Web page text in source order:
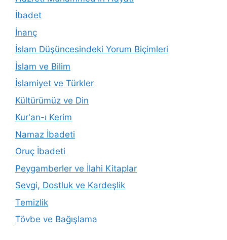
İbadet
İnanç
İslam Düşüncesindeki Yorum Biçimleri
İslam ve Bilim
İslamiyet ve Türkler
Kültürümüz ve Din
Kur'an-ı Kerim
Namaz İbadeti
Oruç İbadeti
Peygamberler ve İlahi Kitaplar
Sevgi, Dostluk ve Kardeşlik
Temizlik
Tövbe ve Bağışlama